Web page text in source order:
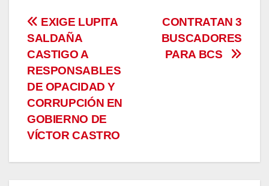
Navegación
de
entradas
CONTRATAN 3
BUSCADORES
PARA BCS
EXIGE LUPITA
SALDAÑA
CASTIGO A
RESPONSABLES
DE OPACIDAD Y
CORRUPCIÓN EN
GOBIERNO DE
VÍCTOR CASTRO